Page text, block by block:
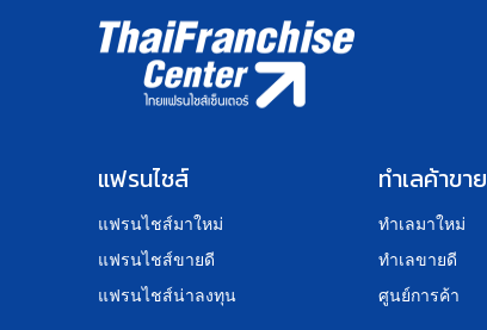
แฟรนไชส์
แฟรนไชส์มาใหม่
แฟรนไชส์ขายดี
แฟรนไชส์น่าลงทุน
ทำเลค้าขาย
ทำเลมาใหม่
ทำเลขายดี
ศูนย์การค้า